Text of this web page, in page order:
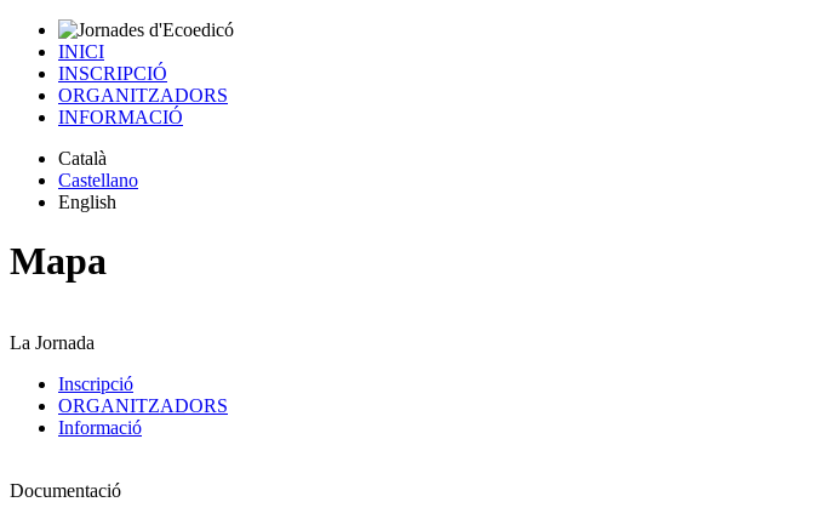
INICI
INSCRIPCIÓ
ORGANITZADORS
INFORMACIÓ
Català
Castellano
English
Mapa
La Jornada
Inscripció
ORGANITZADORS
Informació
Documentació